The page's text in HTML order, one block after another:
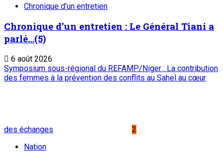
Chronique d’un entretien
Chronique d’un entretien : Le Général Tiani a
parlé…(5)
6 août 2026
Symposium sous-régional du REFAMP/Niger : La contribution
des femmes à la prévention des conflits au Sahel au cœur
des échanges
2
Nation